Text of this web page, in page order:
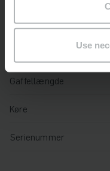
Use
Driftstimer
Gaffellængde
Køre
Serienummer